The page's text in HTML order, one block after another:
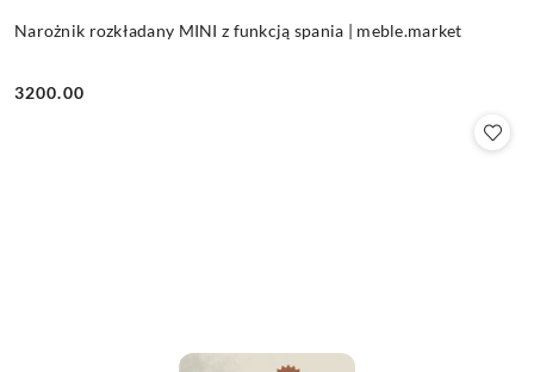
Narożnik rozkładany MINI z funkcją spania | meble.market
Cena:
3200.00